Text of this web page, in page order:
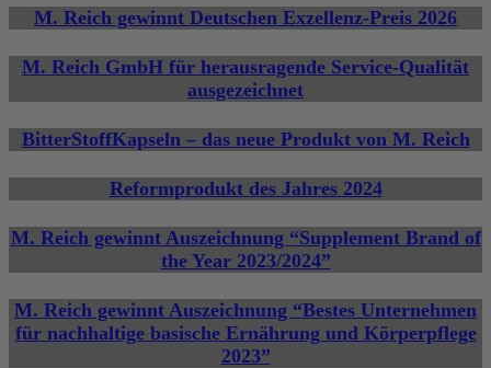
M. Reich gewinnt Deutschen Exzellenz-Preis 2026
M. Reich GmbH für herausragende Service-Qualität
ausgezeichnet
BitterStoffKapseln – das neue Produkt von M. Reich
Reformprodukt des Jahres 2024
M. Reich gewinnt Auszeichnung “Supplement Brand of
the Year 2023/2024”
M. Reich gewinnt Auszeichnung “Bestes Unternehmen
für nachhaltige basische Ernährung und Körperpflege
2023”